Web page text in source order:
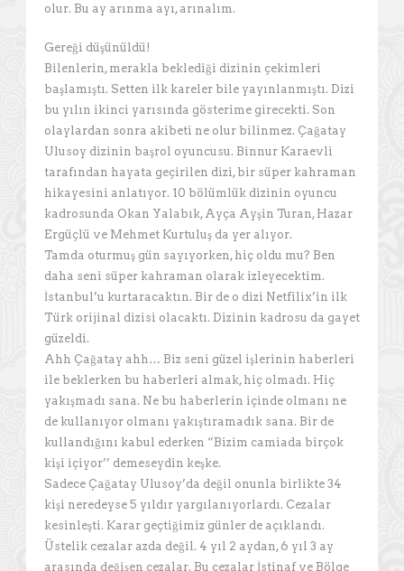
olur. Bu ay arınma ayı, arınalım.
Gereği düşünüldü!
Bilenlerin, merakla beklediği dizinin çekimleri
başlamıştı. Setten ilk kareler bile yayınlanmıştı. Dizi
bu yılın ikinci yarısında gösterime girecekti. Son
olaylardan sonra akibeti ne olur bilinmez. Çağatay
Ulusoy dizinin başrol oyuncusu. Binnur Karaevli
tarafından hayata geçirilen dizi, bir süper kahraman
hikayesini anlatıyor. 10 bölümlük dizinin oyuncu
kadrosunda Okan Yalabık, Ayça Ayşin Turan, Hazar
Ergüçlü ve Mehmet Kurtuluş da yer alıyor.
Tamda oturmuş gün sayıyorken, hiç oldu mu? Ben
daha seni süper kahraman olarak izleyecektim.
İstanbul’u kurtaracaktın. Bir de o dizi Netfilix’in ilk
Türk orijinal dizisi olacaktı. Dizinin kadrosu da gayet
güzeldi.
Ahh Çağatay ahh… Biz seni güzel işlerinin haberleri
ile beklerken bu haberleri almak, hiç olmadı. Hiç
yakışmadı sana. Ne bu haberlerin içinde olmanı ne
de kullanıyor olmanı yakıştıramadık sana. Bir de
kullandığını kabul ederken “Bizim camiada birçok
kişi içiyor’’ demeseydin keşke.
Sadece Çağatay Ulusoy’da değil onunla birlikte 34
kişi neredeyse 5 yıldır yargılanıyorlardı. Cezalar
kesinleşti. Karar geçtiğimiz günler de açıklandı.
Üstelik cezalar azda değil. 4 yıl 2 aydan, 6 yıl 3 ay
arasında değişen cezalar. Bu cezalar İstinaf ve Bölge